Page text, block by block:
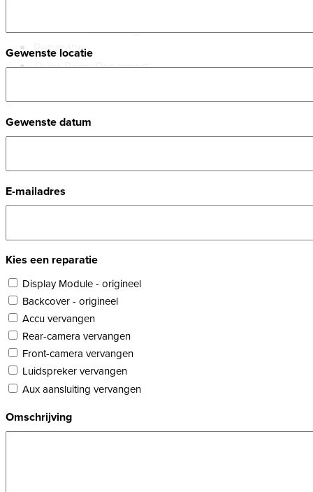
Samsung
Reparatie
Over RemyRepareert
Gewenste locatie
Gewenste datum
E-mailadres
Kies een reparatie
Display Module - origineel
Backcover - origineel
Accu vervangen
Rear-camera vervangen
Front-camera vervangen
Luidspreker vervangen
Aux aansluiting vervangen
Omschrijving